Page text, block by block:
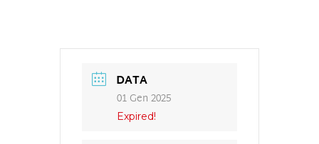
DATA
01 Gen 2025
Expired!